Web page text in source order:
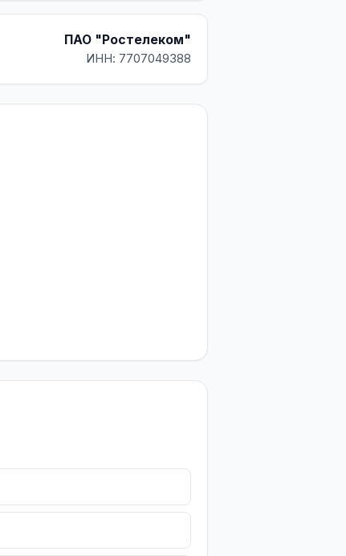
ПАО "Ростелеком"
ИНН: 7707049388